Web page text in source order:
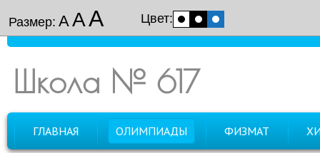
Размер: ААА Цвет:
Школа № 617
ГЛАВНАЯ ОЛИМПИАДЫ ФИЗМАТ